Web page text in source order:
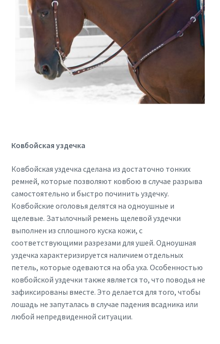
Ковбойская уздечка
Ковбойская уздечка сделана из достаточно тонких
ремней, которые позволяют ковбою в случае разрыва
самостоятельно и быстро починить уздечку.
Ковбойские оголовья делятся на одноушные и
щелевые. Затылочный ремень щелевой уздечки
выполнен из сплошного куска кожи, с
соответствующими разрезами для ушей. Одноушная
уздечка характеризируется наличием отдельных
петель, которые одеваются на оба уха. Особенностью
ковбойской уздечки также является то, что поводья не
зафиксированы вместе. Это делается для того, чтобы
лошадь не запуталась в случае падения всадника или
любой непредвиденной ситуации.